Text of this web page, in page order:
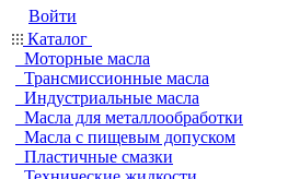
Войти
Каталог
Моторные масла
Трансмиссионные масла
Индустриальные масла
Масла для металлообработки
Масла с пищевым допуском
Пластичные смазки